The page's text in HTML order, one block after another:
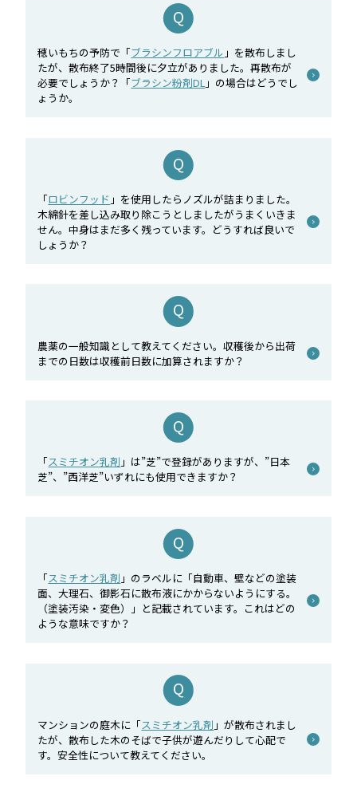
穂いもちの予防で「ブラシンフロアブル 」を散布しまし
たが、散布終了5時間後に夕立がありました。再散布が
必要でしょうか？「ブラシン粉剤DL 」の場合はどうでし
ょうか。
「ロビンフッド 」を使用したらノズルが詰まりました。
木綿針を差し込み取り除こうとしましたがうまくいきま
せん。中身はまだ多く残っています。どうすれば良いで
しょうか？
農薬の一般知識として教えてください。収穫後から出荷
までの日数は収穫前日数に加算されますか？
「スミチオン乳剤 」は”芝”で登録がありますが、”日本
芝”、”西洋芝”いずれにも使用できますか？
「スミチオン乳剤 」のラベルに「自動車、壁などの塗装
面、大理石、御影石に散布液にかからないようにする。
（塗装汚染・変色）」と記載されています。これはどの
ような意味ですか？
マンションの庭木に「スミチオン乳剤 」が散布されまし
たが、散布した木のそばで子供が遊んだりして心配で
す。安全性について教えてください。